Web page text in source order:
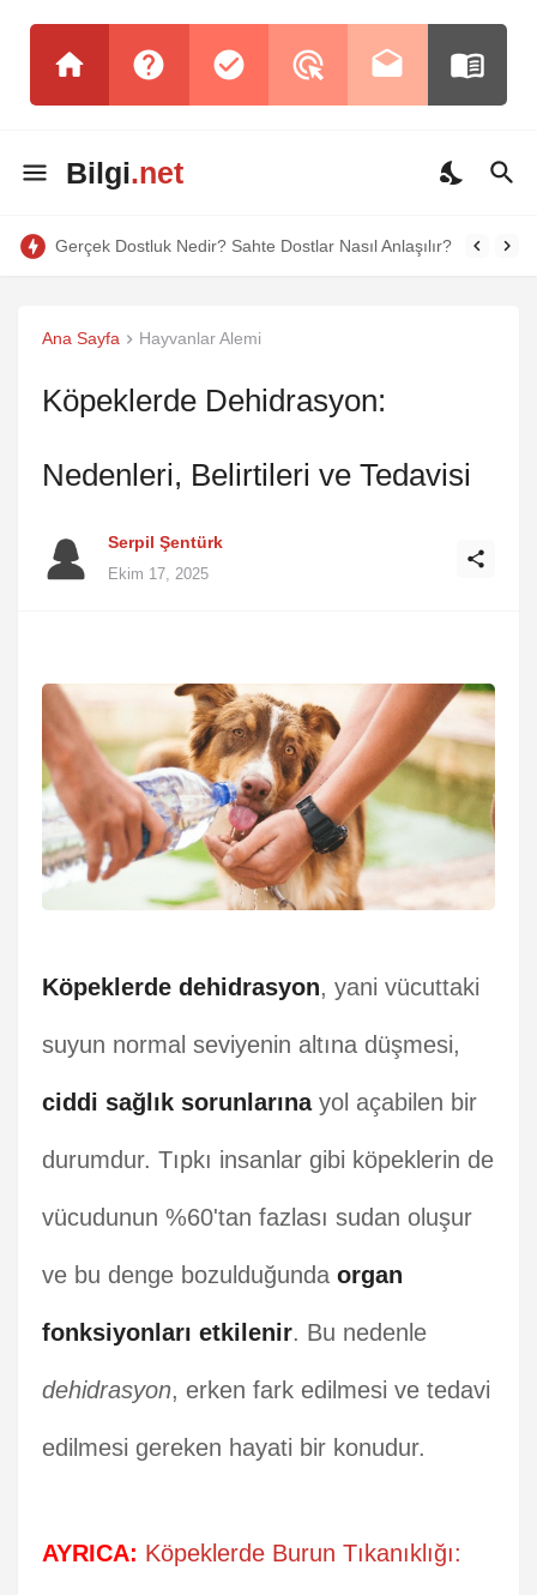
Bilgi.net
Gerçek Dostluk Nedir? Sahte Dostlar Nasıl Anlaşılır?
Ana Sayfa Hayvanlar Alemi
Köpeklerde Dehidrasyon:
Nedenleri, Belirtileri ve Tedavisi
Serpil Şentürk
Ekim 17, 2025
Köpeklerde dehidrasyon, yani vücuttaki
suyun normal seviyenin altına düşmesi,
ciddi sağlık sorunlarınayol açabilen bir
durumdur. Tıpkı insanlar gibi köpeklerin de
vücudunun %60'tan fazlası sudan oluşur
ve bu denge bozulduğunda organ
fonksiyonları etkilenir. Bu nedenle
dehidrasyon, erken fark edilmesi ve tedavi
edilmesi gereken hayati bir konudur.
AYRICA: Köpeklerde Burun Tıkanıklığı: